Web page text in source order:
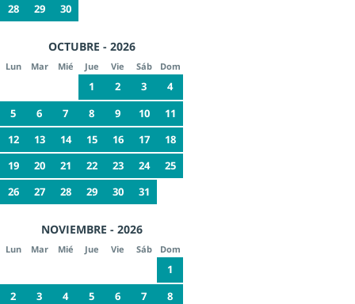
28
29 30
OCTUBRE - 2026
Lun Mar Mié Jue Vie Sáb Dom
1 2 3
4
5
6 7 8 9 10
11
12
13 14 15 16 17
18
19
20 21 22 23 24
25
26
27 28 29 30 31
NOVIEMBRE - 2026
Lun Mar Mié Jue Vie Sáb Dom
1
2
3 4 5 6 7
8